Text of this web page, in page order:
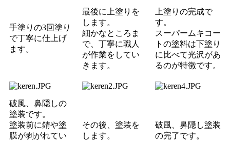
手塗りの3回塗り
で丁寧に仕上げ
ます。
最後に上塗りを
します。
細かなところま
で、丁寧に職人
が作業をしてい
きます。
上塗りの完成で
す。
スーパームキコー
トの塗料は下塗り
に比べて光沢があ
るのが特徴です。
破風、鼻隠しの
塗装です。
塗装前に錆や塗
膜が剥がれてい
その後、塗装を
します。
破風、鼻隠し塗装
の完了です。